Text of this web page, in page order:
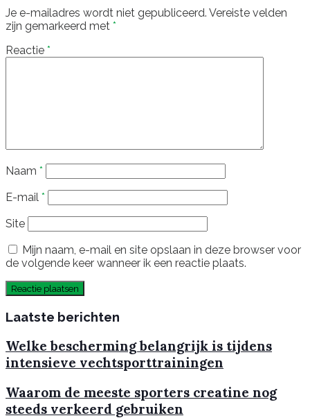
Je e-mailadres wordt niet gepubliceerd. Vereiste velden
zijn gemarkeerd met *
Reactie *
Naam *
E-mail *
Site
Mijn naam, e-mail en site opslaan in deze browser voor
de volgende keer wanneer ik een reactie plaats.
Laatste berichten
Welke bescherming belangrijk is tijdens
intensieve vechtsporttrainingen
Waarom de meeste sporters creatine nog
steeds verkeerd gebruiken